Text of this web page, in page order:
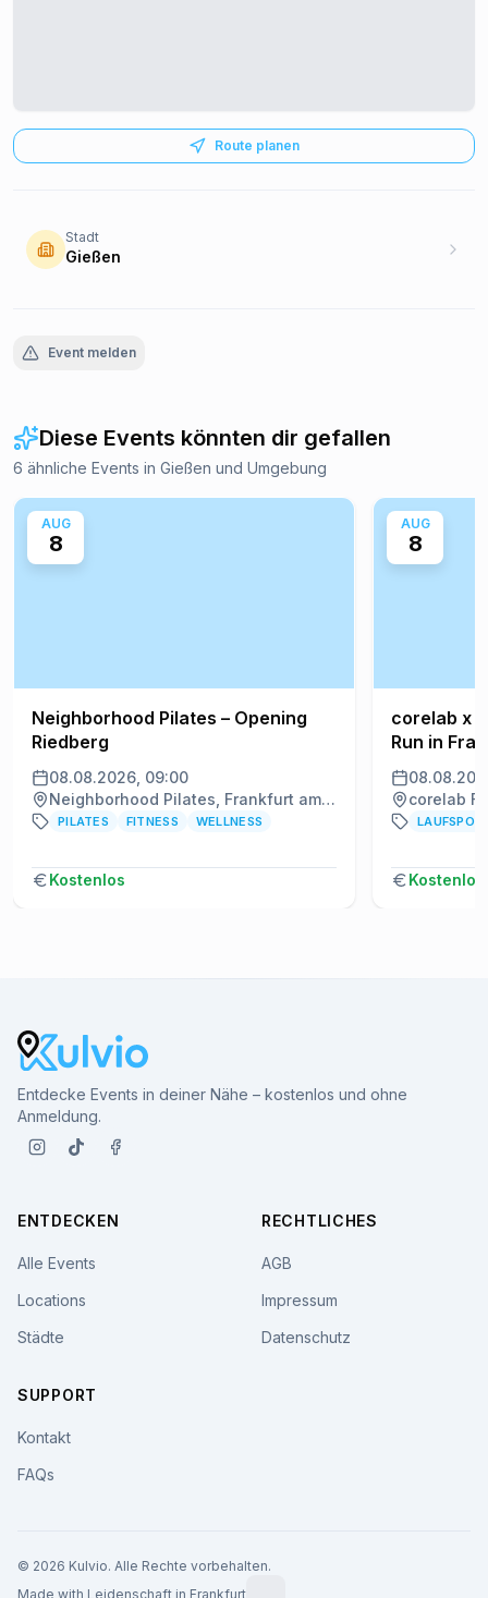
Route planen
Stadt
Gießen
Event melden
Diese Events könnten dir gefallen
6 ähnliche Events in Gießen und Umgebung
AUG
8
Neighborhood Pilates – Opening
Riedberg
08.08.2026, 09:00
Neighborhood Pilates, Frankfurt am Main
PILATES FITNESS WELLNESS
Kostenlos
AUG
8
corelab x
Run in
Kostenlos
Entdecke Events in deiner Nähe – kostenlos und ohne
Anmeldung.
ENTDECKEN
Alle Events
Locations
Städte
RECHTLICHES
AGB
Impressum
Datenschutz
SUPPORT
Kontakt
FAQs
© 2026 Kulvio. Alle Rechte vorbehalten.
Made with Leidenschaft in Frankfurt